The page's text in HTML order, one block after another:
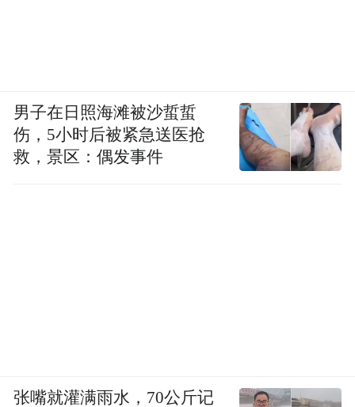
男子在日照海滩被沙蜇蜇
伤，5小时后被紧急送医抢
救，景区：偶发事件
张嘴就灌满雨水，70公斤记